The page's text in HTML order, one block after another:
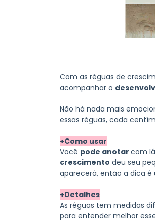
Com as réguas de
acompanhar o
Não há nada mais
essas réguas, cada
+Como usar
Você pode anotar com
crescimento deu seu
aparecerá, então a dica
+Detalhes
As réguas tem medidas
para entender melhor